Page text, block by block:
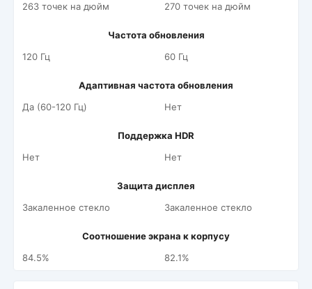
263 точек на дюйм
270 точек на дюйм
Частота обновления
120 Гц
60 Гц
Адаптивная частота обновления
Да (60-120 Гц)
Нет
Поддержка HDR
Нет
Нет
Защита дисплея
Закаленное стекло
Закаленное стекло
Соотношение экрана к корпусу
84.5%
82.1%